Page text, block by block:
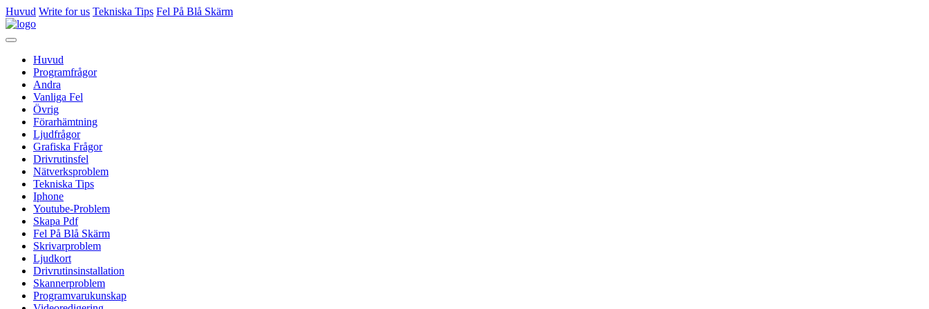
Huvud Write for us Tekniska Tips Fel På Blå Skärm
Huvud
Programfrågor
Andra
Vanliga Fel
Övrig
Förarhämtning
Ljudfrågor
Grafiska Frågor
Drivrutinsfel
Nätverksproblem
Tekniska Tips
Iphone
Youtube-Problem
Skapa Pdf
Fel På Blå Skärm
Skrivarproblem
Ljudkort
Drivrutinsinstallation
Skannerproblem
Programvarukunskap